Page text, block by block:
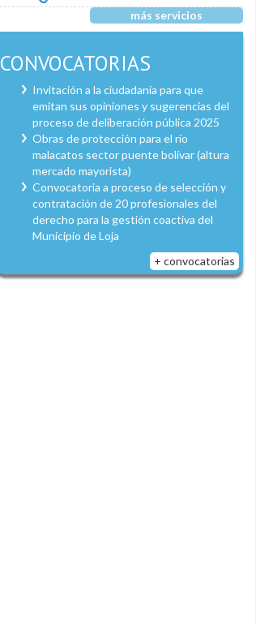
más servicios
CONVOCATORIAS
Invitación a la ciudadanía para que
emitan sus opiniones y sugerencias del
proceso de deliberación pública 2025
Obras de protección para el río
malacatos sector puente bolívar (altura
mercado mayorista)
Convocatoria a proceso de selección y
contratación de 20 profesionales del
derecho para la gestión coactiva del
Municipio de Loja
+ convocatorias